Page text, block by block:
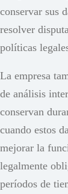
conservar sus
resolver
políticas
La empresa
de análisis
conservan
cuando estos
mejorar la
legalmente
períodos de